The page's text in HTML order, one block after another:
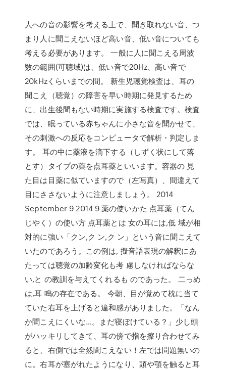
人への音の影響を考える上で、聞き取れない音、つ
まり人に聞こえないほど高い音、低い音についても
考える必要があります。 一般に人に聞こえる周波
数の範囲(可聴域)は、低い音で20Hz、高い音で
20kHzくらいまでの間。 新生児聴覚検査は、耳の
聞こえ（聴覚）の障害を早い時期に発見するため
に、出生後間もない時期に実施する検査です。検査
では、眠っている赤ちゃんに小さな音を聞かせて、
その刺激への反応をコンピュータで解析・判定しま
す。 耳の中に薬液を滴下する（しずく状にして落
とす）タイプの薬を点耳薬といいます。容器の 見
た目は目薬に似ていますので（左写真）、間違えて
目にささないように注意しましょう。 2014
September 9 2014 9 薬の使いかた 点耳薬（てん
じやく）の使い方 点耳薬とは 女の耳には,低 域が相
対的に強い「クン,ク ン,ク ン」という音に聞こえて
いたのであろう。この例は, 擬音語表現の解釈にあ
たっては聴覚の加齢変化も考 慮しなければならな
い,と の教訓を与えてくれるも のであった。 二っめ
は,耳 鳴の存在である。 今朝、目が覚めて枕に当て
ていた右耳を上げると違和感がありました。「なん
か聞こえにくいな…。まだ寝ぼけている？」少し頭
がハッキリしてきて、耳の傍で指を擦り合わせてみ
ると、右側では全然聞こえない！左では問題無いの
に。右耳が塞がれたようになり、頭や顎を触ると耳